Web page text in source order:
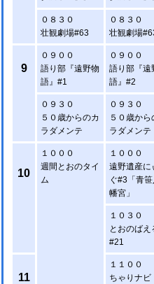
０８３０
壮観劇場#63
０８３０
壮観劇場
9
０９００
語り部『遠野物
語』#1
０９００
語り部『遠
語』#2
０９３０
５０歳からのカ
ラダメンテ
０９３０
５０歳から
ラダメンテ
10
１０００
週間とおのタイ
ム
１０００
遠野遺産に
ぐ#3「青笹
幡宮」
１０３０
とおのばえ
#21
11
１１００
ちゃりナビ